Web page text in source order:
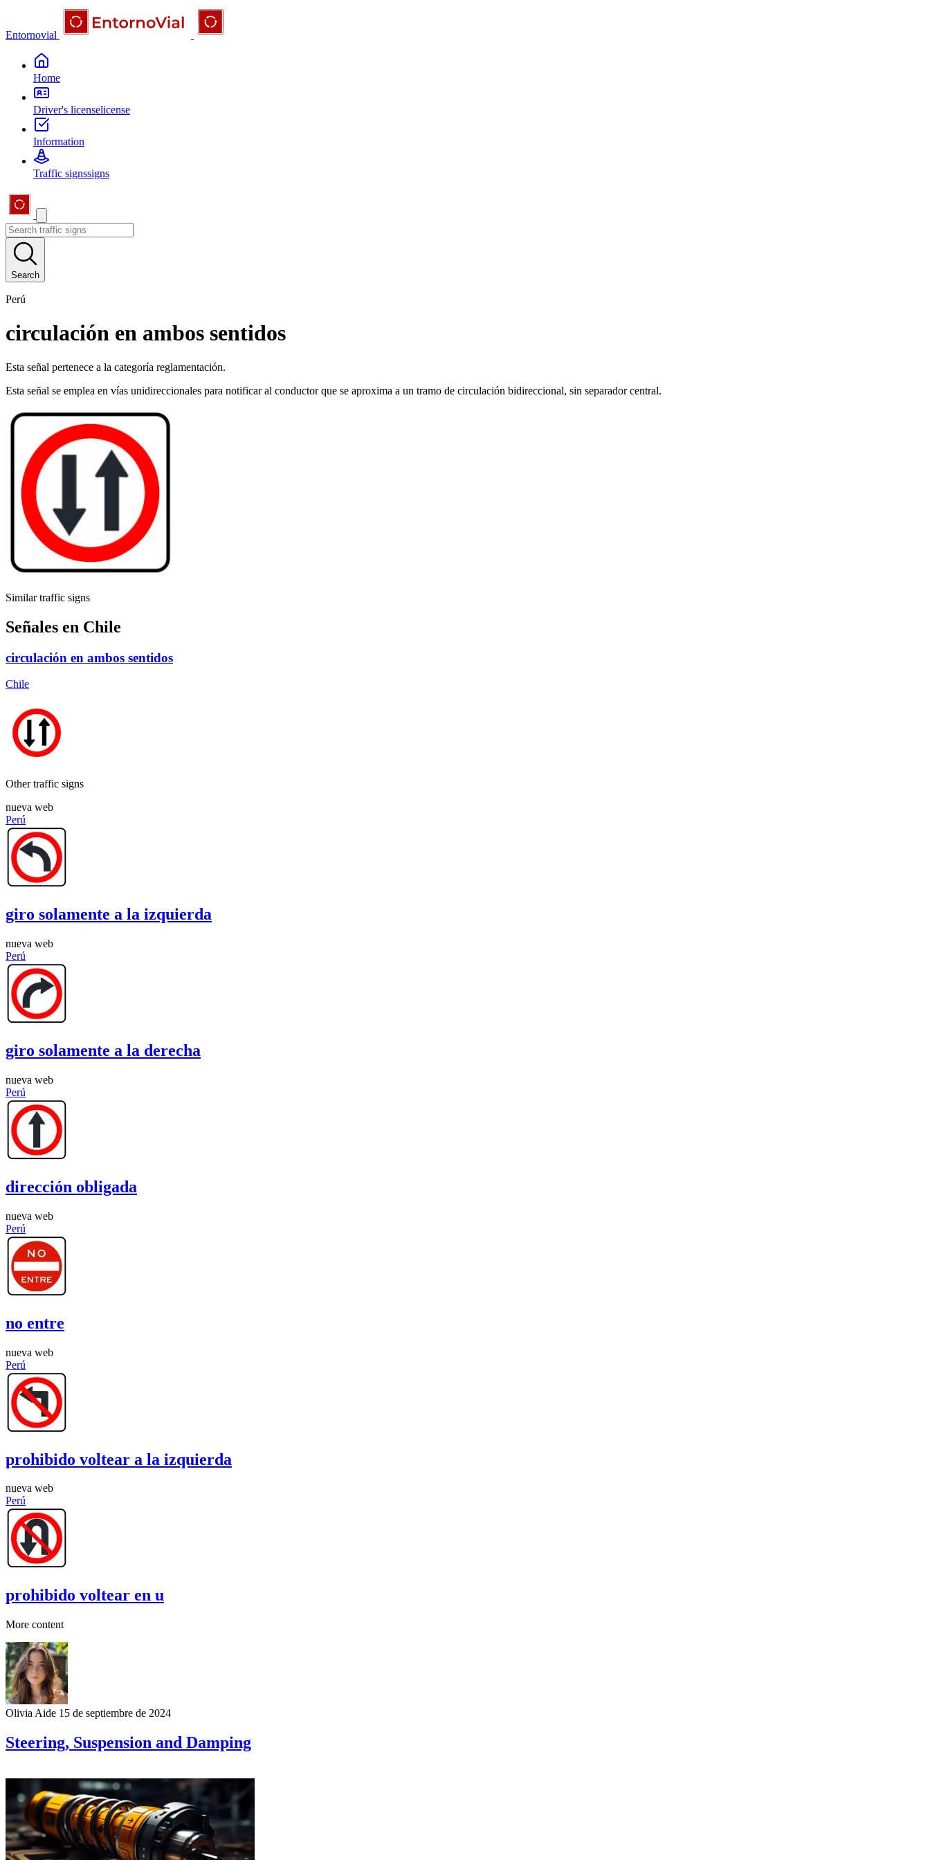
Entornovial
Home
Driver's licenselicense
Information
Traffic signssigns
Search
Perú
circulación en ambos sentidos
Esta señal pertenece a la categoría reglamentación.
Esta señal se emplea en vías unidireccionales para notificar al conductor que se aproxima a un tramo de circulación bidireccional, sin separador central.
Similar traffic signs
Señales en Chile
circulación en ambos sentidos
Chile
Other traffic signs
nueva web
Perú
giro solamente a la izquierda
nueva web
Perú
giro solamente a la derecha
nueva web
Perú
dirección obligada
nueva web
Perú
no entre
nueva web
Perú
prohibido voltear a la izquierda
nueva web
Perú
prohibido voltear en u
More content
Olivia Aide 15 de septiembre de 2024
Steering, Suspension and Damping